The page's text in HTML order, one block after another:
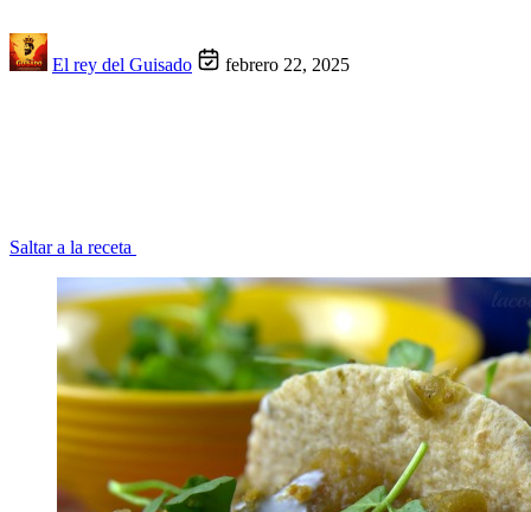
El rey del Guisado febrero 22, 2025
Saltar a la receta